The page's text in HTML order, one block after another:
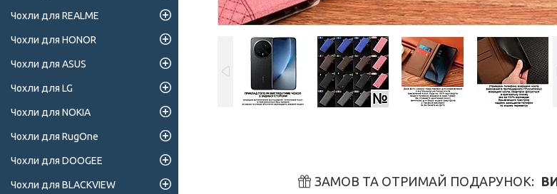
ЗАМОВ ТА ОТРИМАЙ ПОДАРУНОК
Чохли для REALME
Чохли для HONOR
Чохли для ASUS
Чохли для LG
Чохли для NOKIA
Чохли для RugOne
Чохли для DOOGEE
Чохли для BLACKVIEW